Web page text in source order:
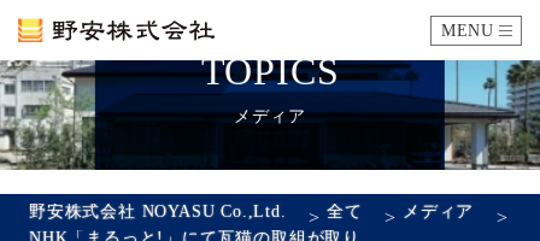
MENU
カタログ
TOPICS
メディア
野安株式会社 NOYASU Co.,Ltd. >全て > メディア >